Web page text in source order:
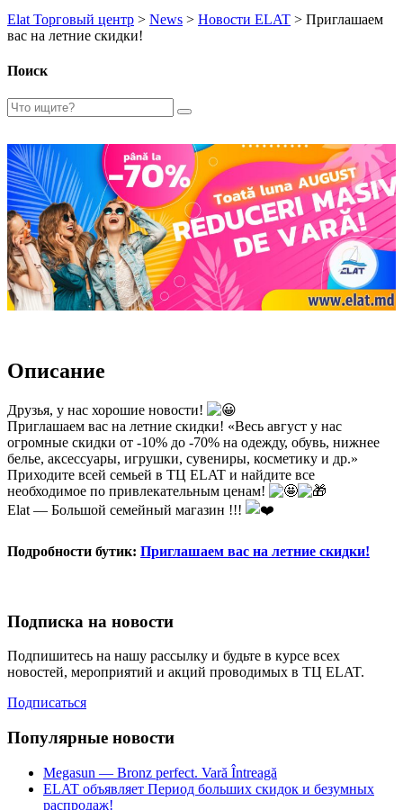
Elat Торговый центр > News > Новости ELAT > Приглашаем
вас на летние скидки!
Поиск
Описание
Друзья, у нас хорошие новости!
Приглашаем вас на летние скидки! «Весь август у нас
огромные скидки от -10% до -70% на одежду, обувь, нижнее
белье, аксессуары, игрушки, сувениры, косметику и др.»
Приходите всей семьей в ТЦ ELAT и найдите все
необходимое по привлекательным ценам!
Elat — Большой семейный магазин !!!
Подробности бутик: Приглашаем вас на летние скидки!
Подписка на новости
Подпишитесь на нашу рассылку и будьте в курсе всех
новостей, мероприятий и акций проводимых в ТЦ ELAT.
Подписаться
Популярные новости
Megasun — Bronz perfect. Vară Întreagă
ELAT объявляет Период больших скидок и безумных
распродаж!